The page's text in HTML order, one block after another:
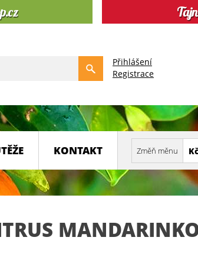
Přihlášení
Registrace
KONTAKT